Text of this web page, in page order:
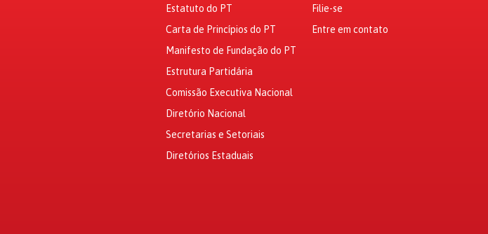
Estatuto do PT
Carta de Princípios do PT
Manifesto de Fundação do PT
Estrutura Partidária
Comissão Executiva Nacional
Diretório Nacional
Secretarias e Setoriais
Diretórios Estaduais
Filie-se
Entre em contato